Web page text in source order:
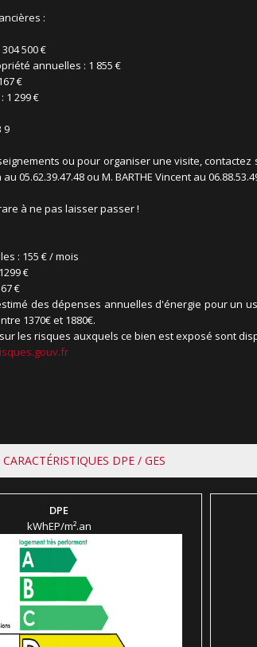
:
500 €
annuelles : 1 855 €
€
1 299 €
9
ou pour organiser une visite, contactez
05.62.39.47.48 ou M. BARTHE Vincent au
à ne pas laisser passer !
: 155 € / mois
1299 €
€
des dépenses annuelles d'énergie pour un
1370€ et 1880€.
les risques auxquels ce bien est exposé sont
DPE / GES
DPE
kWhEP/m².an